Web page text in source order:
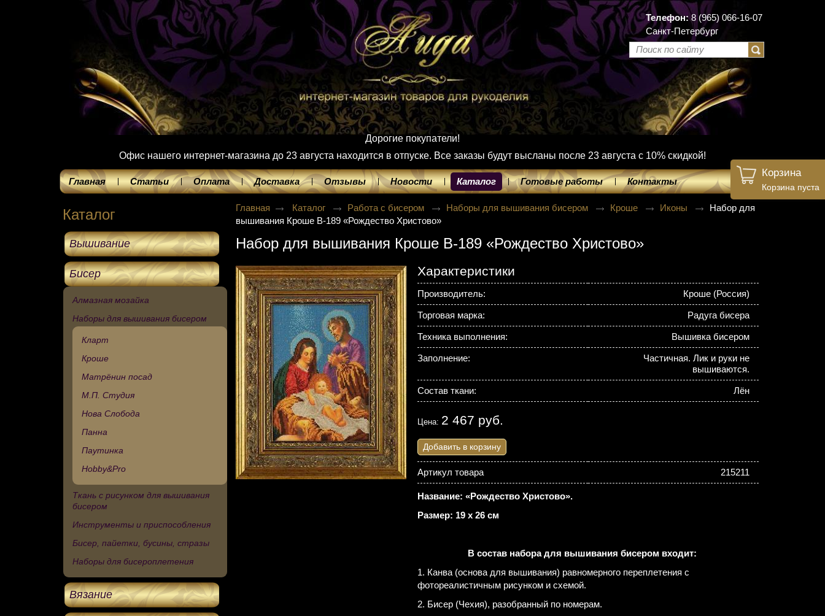
Телефон:8 (965) 066-16-07
Санкт-Петербург
Дорогие покупатели!
Офис нашего интернет-магазина до 23 августа находится в отпуске. Все заказы будут высланы после 23 августа с 10% скидкой!
Главная Статьи Оплата Доставка Отзывы Новости Каталог Готовые работы Контакты
Каталог
Вышивание
Бисер
Алмазная мозайка
Наборы для вышивания бисером
Кларт
Кроше
Матрёнин посад
М.П. Студия
Нова Слобода
Панна
Паутинка
Hobby&Pro
Ткань с рисунком для вышивания
бисером
Инструменты и приспособления
Бисер, пайетки, бусины, стразы
Наборы для бисероплетения
Вязание
Корзина
Корзина пуста
Главная Каталог Работа с бисером Наборы для вышивания бисером Кроше Иконы
Набор для
вышивания Кроше В-189 «Рождество Христово»
Набор для вышивания Кроше В-189 «Рождество Христово»
Характеристики
Производитель: Кроше (Россия)
Торговая марка: Радуга бисера
Техника выполнения: Вышивка бисером
Заполнение:
Частичная. Лик и руки не
вышиваются.
Состав ткани: Лён
Цена: 2 467 руб.
Добавить в корзину
Артикул товара 215211
Название: «Рождество Христово».
Размер: 19 х 26 см
В состав набора для вышивания бисером входит:
1. Канва (основа для вышивания) равномерного переплетения с
фотореалистичным рисунком и схемой.
2. Бисер (Чехия), разобранный по номерам.